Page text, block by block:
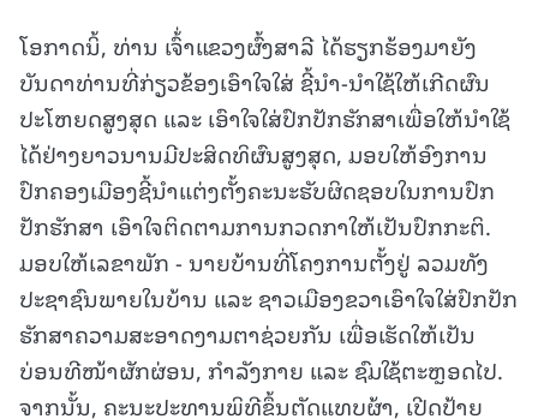
ໂອກາດນິ້, ທ່ານ ເຈົ້່າແຂວງຜົ້ງສາລີ ໄດ້ຮຽກຮ້ອງມາຍັງ
ບັນດາທ່ານທີ່ກ່ຽວຂ້ອງເອົາໃຈໃສ່ ຊີ້ນໍາ-ນໍາໃຊ້ໃຫ້ເກີດຜົນ
ປະໂຫຍດສູງສຸດ ແລະ ເອົາໃຈໃສ່ປົກປັກຮັກສາເພື່ອໃຫ້ນໍາໃຊ້
ໄດ້ຢ່າງຍາວນານມີປະສິດທິຜົນສູງສຸດ, ມອບໃຫ້ອົງການ
ປົກຄອງເມືອງຊີ້ນໍາແຕ່ງຕັ້ງຄະນະຮັບຜິດຊອບໃນການປົກ
ປັກຮັກສາ ເອົາໃຈຕິດຕາມການກວດກາໃຫ້ເປັນປົກກະຕິ.
ມອບໃຫ້ເລຂາພັກ - ນາຍບ້ານທີ່ໂຄງການຕັ້ງຢູ່ ລວມທັງ
ປະຊາຊົນພາຍໃນບ້ານ ແລະ ຊາວເມືອງຂວາເອົາໃຈໃສ່ປົກປັກ
ຮັກສາຄວາມສະອາດງາມຕາຊ່ວຍກັນ ເພື່ອເຮັດໃຫ້ເປັນ
ບ່ອນທີໜ້າຜັກຜ່ອນ, ກໍາລັງກາຍ ແລະ ຊົມໃຊ້ຕະຫຼອດໄປ.
ຈາກນັ້ນ, ຄະນະປະທານພິທີຂຶ້ນຕັດແທບຜ້າ, ເປີດປ້າຍ